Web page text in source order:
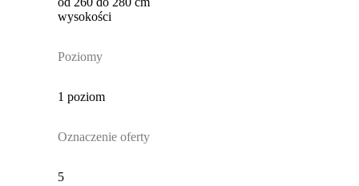
wysokości
Poziomy
1 poziom
Oznaczenie oferty
5